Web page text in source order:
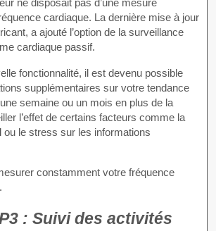
ne disposait pas d’une mesure
cardiaque. La dernière mise à jour
a ajouté l’option de la surveillance
cardiaque passif.
fonctionnalité, il est devenu possible
supplémentaires sur votre tendance
semaine ou un mois en plus de la
l’effet de certains facteurs comme la
ou le stress sur les informations
constamment votre fréquence
: Suivi des activités